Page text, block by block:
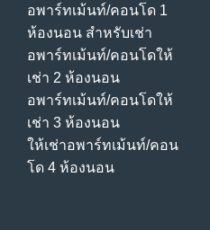
อพาร์ทเม้นท์/คอนโด 1
ห้องนอน สําหรับเช่า
อพาร์ทเม้นท์/คอนโดให้
เช่า 2 ห้องนอน
อพาร์ทเม้นท์/คอนโดให้
เช่า 3 ห้องนอน
ให้เช่าอพาร์ทเม้นท์/คอน
โด 4 ห้องนอน